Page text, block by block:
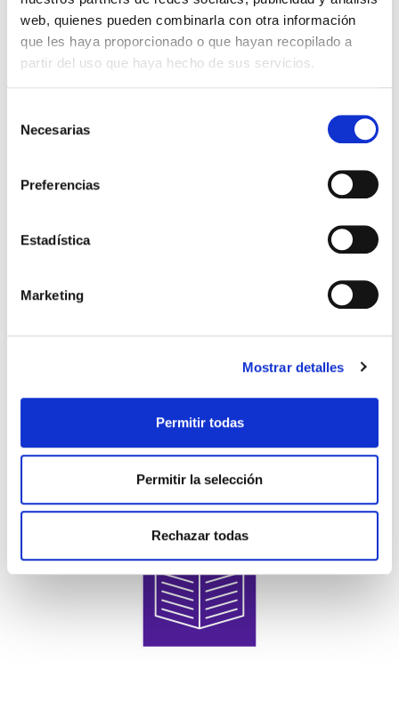
web, quienes pueden combinarla con otra información
que les haya proporcionado o que hayan recopilado a
partir del uso que haya hecho de sus servicios.
Necesarias
Preferencias
Estadística
Marketing
Mostrar detalles
Permitir todas
Permitir la selección
Rechazar todas
S.A.U.
Dirección: Av. de Burjassot, 1
629 96 85 67
Nº licencia: 2979 EU TE Code: ES007256